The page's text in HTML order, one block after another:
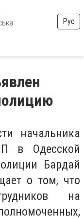
Рус
начальника
в Одесской
Бардай
о том, что
на